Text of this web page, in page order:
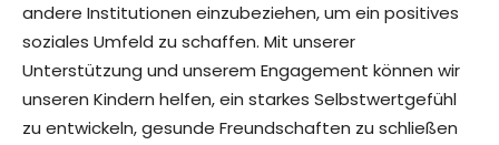
andere Institutionen einzubeziehen, um ein positives
soziales Umfeld zu schaffen. Mit unserer
Unterstützung und unserem Engagement können wir
unseren Kindern helfen, ein starkes Selbstwertgefühl
zu entwickeln, gesunde Freundschaften zu schließen